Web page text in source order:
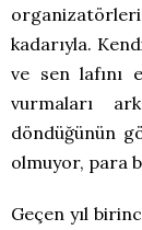
kadarıyla.
ve sen lafını
vurmaları
döndüğünün
olmuyor, para
Geçen yıl